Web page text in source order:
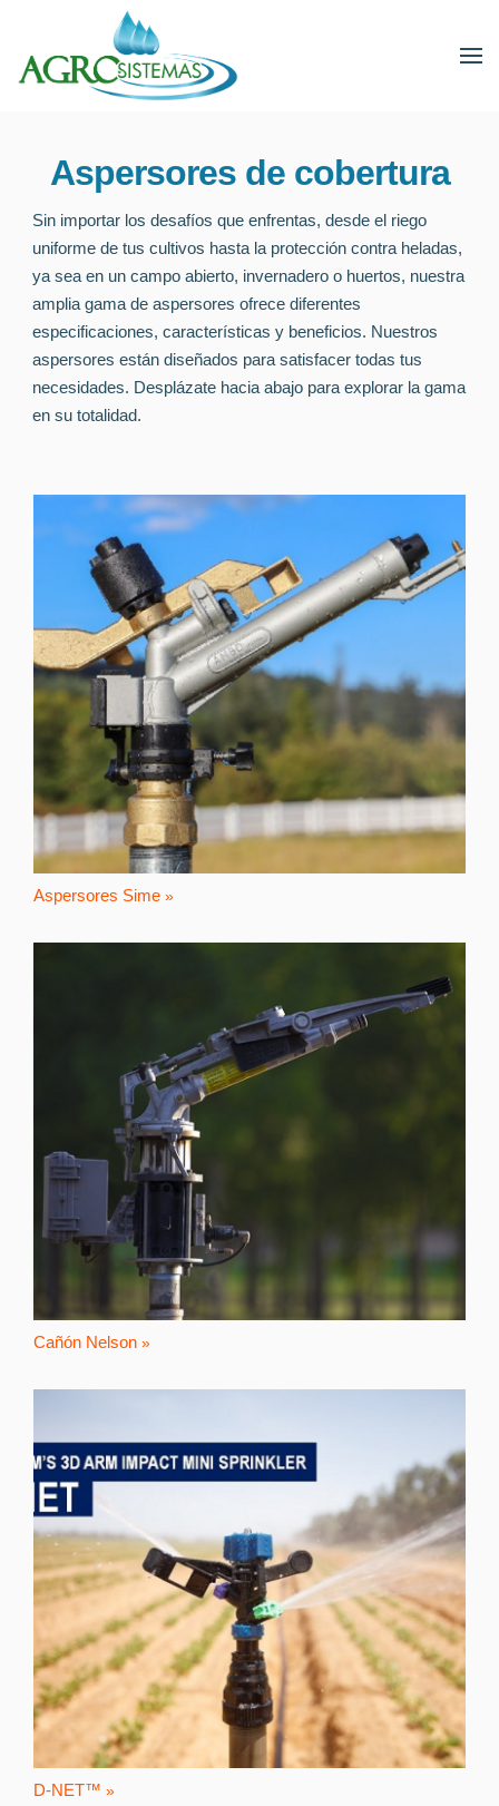
Aspersores de cobertura
Sin importar los desafíos que enfrentas, desde el riego
uniforme de tus cultivos hasta la protección contra heladas,
ya sea en un campo abierto, invernadero o huertos, nuestra
amplia gama de aspersores ofrece diferentes
especificaciones, características y beneficios. Nuestros
aspersores están diseñados para satisfacer todas tus
necesidades. Desplázate hacia abajo para explorar la gama
en su totalidad.
Aspersores Sime
Cañón Nelson
D-NET™